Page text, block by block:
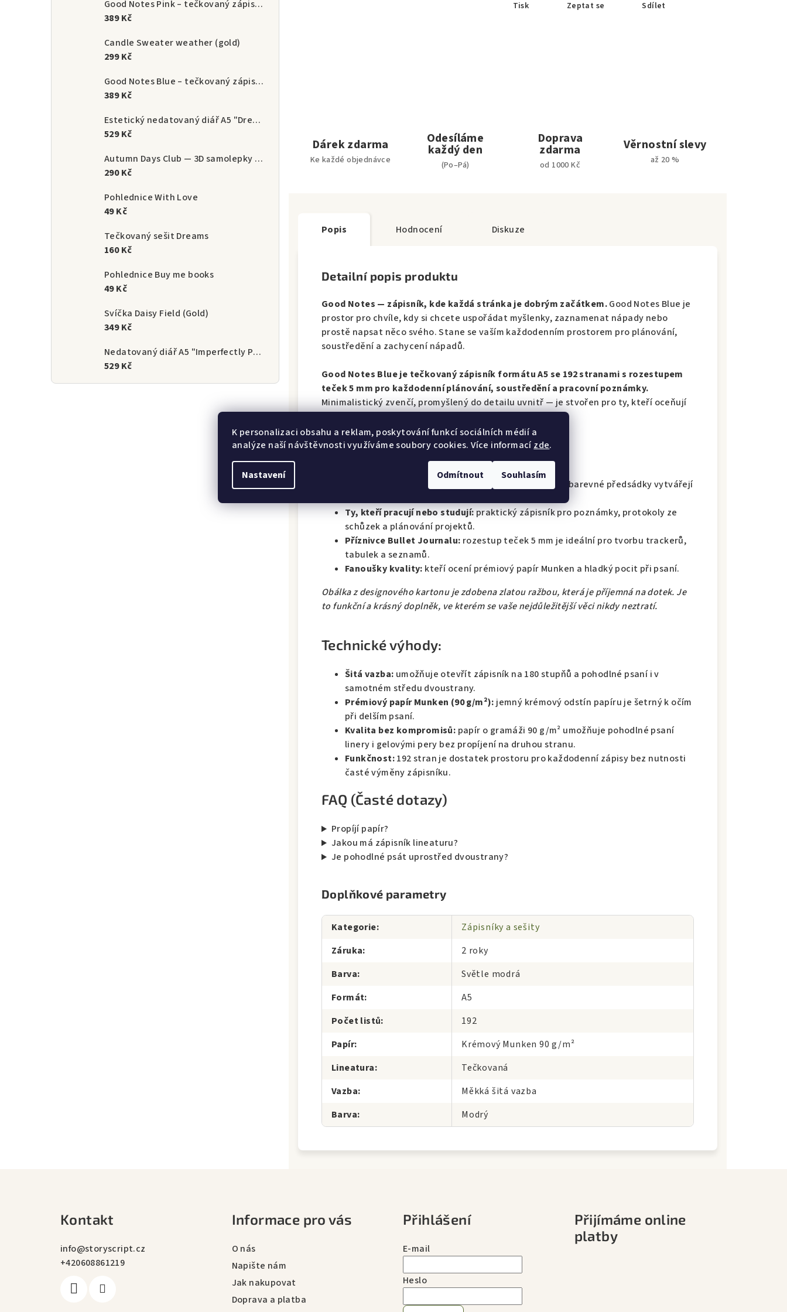
K personalizaci obsahu a reklam, poskytování funkcí sociálních médií a
analýze naší návštěvnosti využíváme soubory cookies. Více informacízde.
Nastavení Odmítnout Souhlasím
Good Notes Pink – tečkovaný zápisník A5 (192 stran)
389 Kč
Candle Sweater weather (gold)
299 Kč
Good Notes Blue – tečkovaný zápisník A5 (192 stran)
389 Kč
Estetický nedatovaný diář A5 "Dream Until It's Your Reality" | StoryScript
529 Kč
Autumn Days Club — 3D samolepky na mobil
290 Kč
Pohlednice With Love
49 Kč
Tečkovaný sešit Dreams
160 Kč
Pohlednice Buy me books
49 Kč
Svíčka Daisy Field (Gold)
349 Kč
Nedatovaný diář A5 "Imperfectly Perfect" (v angličtině) | StoryScript
529 Kč
Tisk Zeptat se Sdílet
Dárek zdarma
Ke každé objednávce
Odesíláme
každý den
(Po–Pá)
Doprava
zdarma
od 1000 Kč
Věrnostní slevy
až 20 %
Popis Hodnocení Diskuze
Detailní popis produktu
Good Notes — zápisník, kde každá stránka je dobrým začátkem.Good Notes Blue je
prostor pro chvíle, kdy si chcete uspořádat myšlenky, zaznamenat nápady nebo
prostě napsat něco svého. Stane se vaším každodenním prostorem pro plánování,
soustředění a zachycení nápadů.
Good Notes Blue je tečkovaný zápisník formátu A5 se 192 stranami s rozestupem
teček 5 mm pro každodenní plánování, soustředění a pracovní poznámky.
Minimalistický zvenčí, promyšlený do detailu uvnitř — je stvořen pro ty, kteří oceňují
Pro koho je tento zápisník vhodný:
vytříbená zlatá ražba na obálce a barevné předsádky vytvářejí
Ty, kteří pracují nebo studují:praktický zápisník pro poznámky, protokoly ze
schůzek a plánování projektů.
Příznivce Bullet Journalu: rozestup teček 5 mm je ideální pro tvorbu trackerů,
tabulek a seznamů.
Fanoušky kvality: kteří ocení prémiový papír Munken a hladký pocit při psaní.
Obálka z designového kartonu je zdobena zlatou ražbou, která je příjemná na dotek. Je
to funkční a krásný doplněk, ve kterém se vaše nejdůležitější věci nikdy neztratí.
Technické výhody:
Šitá vazba: umožňuje otevřít zápisník na 180 stupňů a pohodlné psaní i v
samotném středu dvoustrany.
Prémiový papír Munken (90 g/m²):jemný krémový odstín papíru je šetrný k očím
při delším psaní.
Kvalita bez kompromisů: papír o gramáži 90 g/m² umožňuje pohodlné psaní
linery i gelovými pery bez propíjení na druhou stranu.
Funkčnost:192 stran je dostatek prostoru pro každodenní zápisy bez nutnosti
časté výměny zápisníku.
FAQ (Časté dotazy)
Propíjí papír?
Jakou má zápisník lineaturu?
Je pohodlné psát uprostřed dvoustrany?
Doplňkové parametry
Kategorie:
Zápisníky a sešity
Záruka:
2 roky
Barva:
Světle modrá
Formát:
А5
Počet listů:
192
Papír:
Krémový Munken 90 g/m²
Lineatura:
Tečkovaná
Vazba:
Měkká šitá vazba
Barva: Modrý
Kontakt
info@storyscript.cz
+420608861219
Informace pro vás
O nás
Napište nám
Jak nakupovat
Doprava a platba
Přihlášení
E-mail
Heslo
Přijímáme online
platby